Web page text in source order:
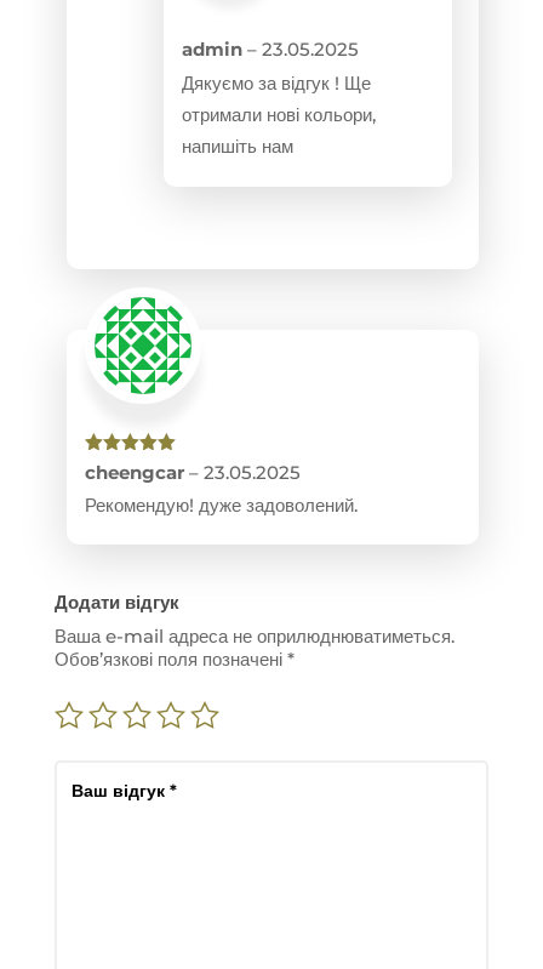
admin – 23.05.2025
Дякуємо за відгук ! Ще
отримали нові кольори,
напишіть нам
Оцінено в
5з 5
cheengcar – 23.05.2025
Рекомендую! дуже задоволений.
Додати відгук
Ваша e-mail адреса не оприлюднюватиметься.
Обов’язкові поля позначені *